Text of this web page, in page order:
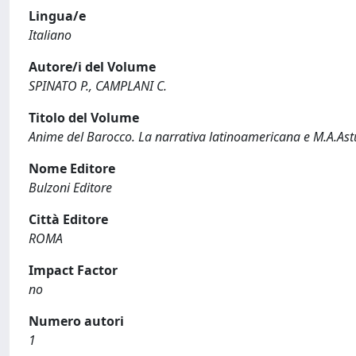
Lingua/e
Italiano
Autore/i del Volume
SPINATO P., CAMPLANI C.
Titolo del Volume
Anime del Barocco. La narrativa latinoamericana e
Nome Editore
Bulzoni Editore
Città Editore
ROMA
Impact Factor
no
Numero autori
1